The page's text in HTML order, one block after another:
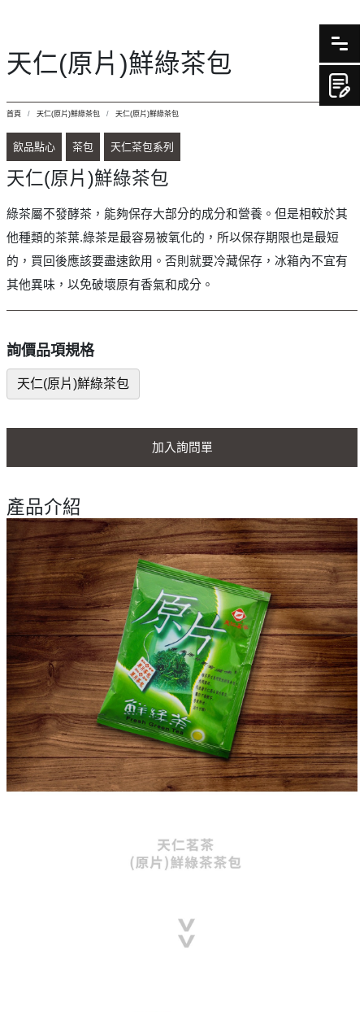
天仁(原片)鮮綠茶包
首頁 天仁(原片)鮮綠茶包 天仁(原片)鮮綠茶包
飲品點心 茶包 天仁茶包系列
天仁(原片)鮮綠茶包
綠茶屬不發酵茶，能夠保存大部分的成分和營養。但是相較於其
他種類的茶葉.綠茶是最容易被氧化的，所以保存期限也是最短
的，買回後應該要盡速飲用。否則就要冷藏保存，冰箱內不宜有
其他異味，以免破壞原有香氣和成分。
詢價品項規格
天仁(原片)鮮綠茶包
加入詢問單
產品介紹